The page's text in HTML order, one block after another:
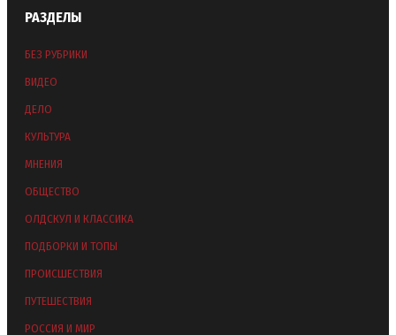
РАЗДЕЛЫ
БЕЗ РУБРИКИ
ВИДЕО
ДЕЛО
КУЛЬТУРА
МНЕНИЯ
ОБЩЕСТВО
ОЛДСКУЛ И КЛАССИКА
ПОДБОРКИ И ТОПЫ
ПРОИСШЕСТВИЯ
ПУТЕШЕСТВИЯ
РОССИЯ И МИР